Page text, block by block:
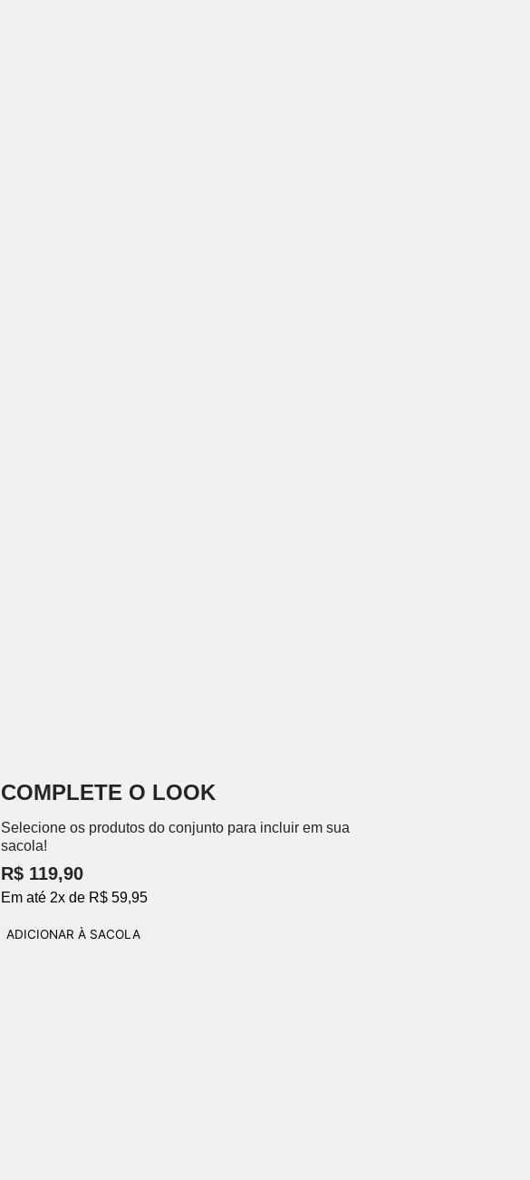
COMPLETE O LOOK
Selecione os produtos do conjunto para incluir em sua
sacola!
R$ 119,90
Em até 2x de R$ 59,95
ADICIONAR À SACOLA